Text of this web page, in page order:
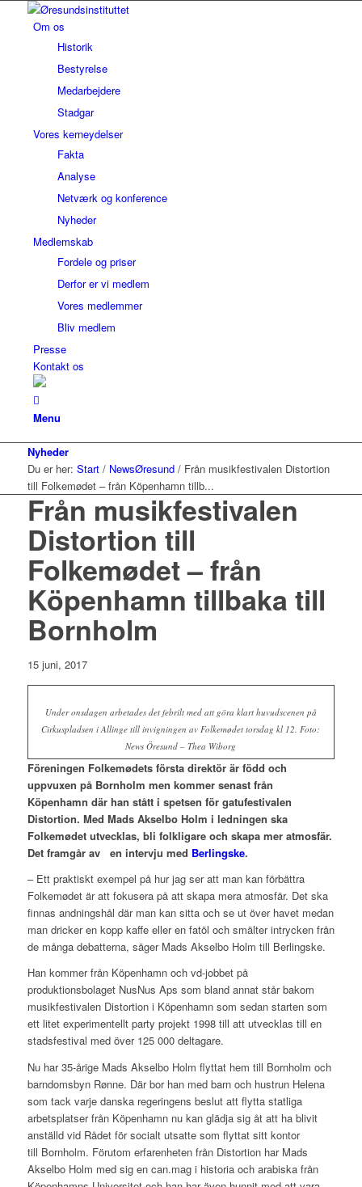
Om os
Historik
Bestyrelse
Medarbejdere
Stadgar
Vores kerneydelser
Fakta
Analyse
Netværk og konference
Nyheder
Medlemskab
Fordele og priser
Derfor er vi medlem
Vores medlemmer
Bliv medlem
Presse
Kontakt os
Menu
Nyheder
Du er her: Start / NewsØresund / Från musikfestivalen Distortion
till Folkemødet – från Köpenhamn tillb...
Från musikfestivalen
Distortion till
Folkemødet – från
Köpenhamn tillbaka till
Bornholm
15 juni, 2017
Under onsdagen arbetades det febrilt med att göra klart huvudscenen på
Cirkuspladsen i Allinge till invigningen av Folkemødet torsdag kl 12. Foto:
News Öresund – Thea Wiborg
Föreningen Folkemødets första direktör är född och
uppvuxen på Bornholm men kommer senast från
Köpenhamn där han stått i spetsen för gatufestivalen
Distortion. Med Mads Akselbo Holm i ledningen ska
Folkemødet utvecklas, bli folkligare och skapa mer atmosfär.
Det framgår av en intervju med Berlingske.
– Ett praktiskt exempel på hur jag ser att man kan förbättra
Folkemødet är att fokusera på att skapa mera atmosfär. Det ska
finnas andningshål där man kan sitta och se ut över havet medan
man dricker en kopp kaffe eller en fatöl och smälter intrycken från
de många debatterna, säger Mads Akselbo Holm till Berlingske.
Han kommer från Köpenhamn och vd-jobbet på
produktionsbolaget NusNus Aps som bland annat står bakom
musikfestivalen Distortion i Köpenhamn som sedan starten som
ett litet experimentellt party projekt 1998 till att utvecklas till en
stadsfestival med över 125 000 deltagare.
Nu har 35-årige Mads Akselbo Holm flyttat hem till Bornholm och
barndomsbyn Rønne. Där bor han med barn och hustrun Helena
som tack varje danska regeringens beslut att flytta statliga
arbetsplatser från Köpenhamn nu kan glädja sig åt att ha blivit
anställd vid Rådet för socialt utsatte som flyttat sitt kontor
till Bornholm. Förutom erfarenheten från Distortion har Mads
Akselbo Holm med sig en can.mag i historia och arabiska från